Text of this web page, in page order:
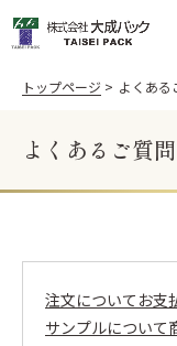
天ぷら
高級弁当・お節
太巻き
飯台 黒金砂目（内朱
ご利用案内
トップページ よくある
よくあるご質問
注文について お支
サンプルについて